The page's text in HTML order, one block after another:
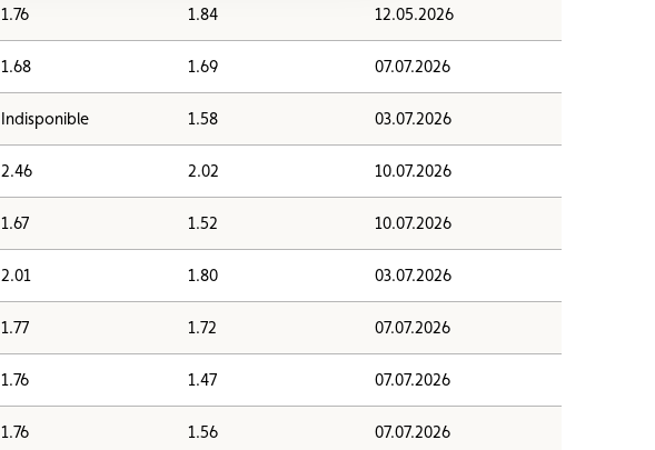
1.76 1.84 12.05.2026
1.68 1.69 07.07.2026
Indisponible 1.58 03.07.2026
2.46 2.02 10.07.2026
1.67 1.52 10.07.2026
2.01 1.80 03.07.2026
1.77 1.72 07.07.2026
1.76 1.47 07.07.2026
1.76 1.56 07.07.2026